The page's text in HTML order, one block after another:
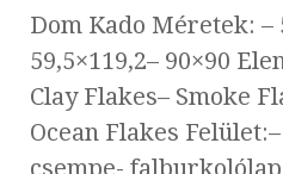
Dom Kado Méretek: –
59,5×119,2– 90×90
Clay Flakes– Smoke
Ocean Flakes